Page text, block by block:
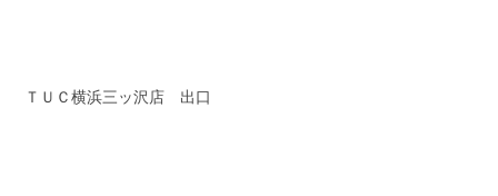
ＴＵＣ横浜三ッ沢店 出口